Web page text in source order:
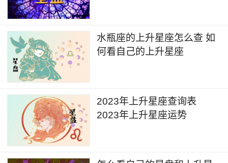
水瓶座的上升星座怎么查 如
何看自己的上升星座
2023年上升星座查询表
2023年上升星座运势